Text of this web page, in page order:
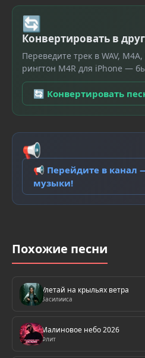
🔄
Конвертировать в
Переведите трек в WAV,
рингтон M4R для iPhone —
🔄 Конвертировать
📢
📢 Перейдите в канал
музыки!
Похожие песни
Улетай на крыльях ветра
Василииса
Малиновое небо 2026
Флит